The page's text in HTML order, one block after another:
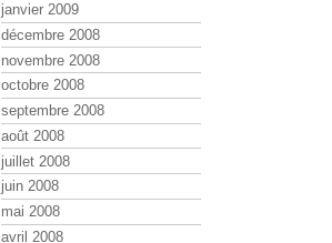
janvier 2009
décembre 2008
novembre 2008
octobre 2008
septembre 2008
août 2008
juillet 2008
juin 2008
mai 2008
avril 2008